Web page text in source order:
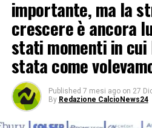
importante, ma la
crescere è ancora
stati momenti in
stata come
Published 7 mesi ago on 27
By Redazione CalcioNews24